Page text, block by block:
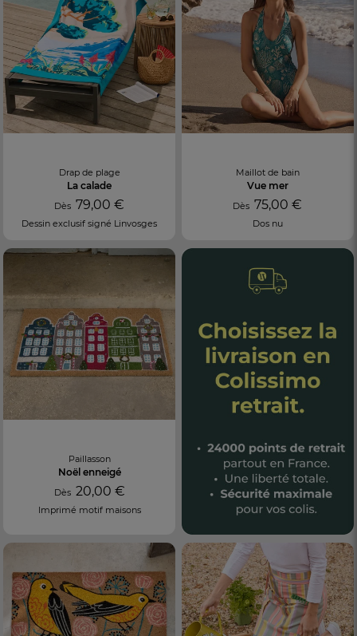
AT
BE
CH
Drap de plage
La calade
Dès 79,00 €
Dessin exclusif signé Linvosges
Maillot de bain
Vue mer
Dès 75,00 €
Dos nu
Paillasson
Noël enneigé
Dès 20,00 €
Imprimé motif maisons